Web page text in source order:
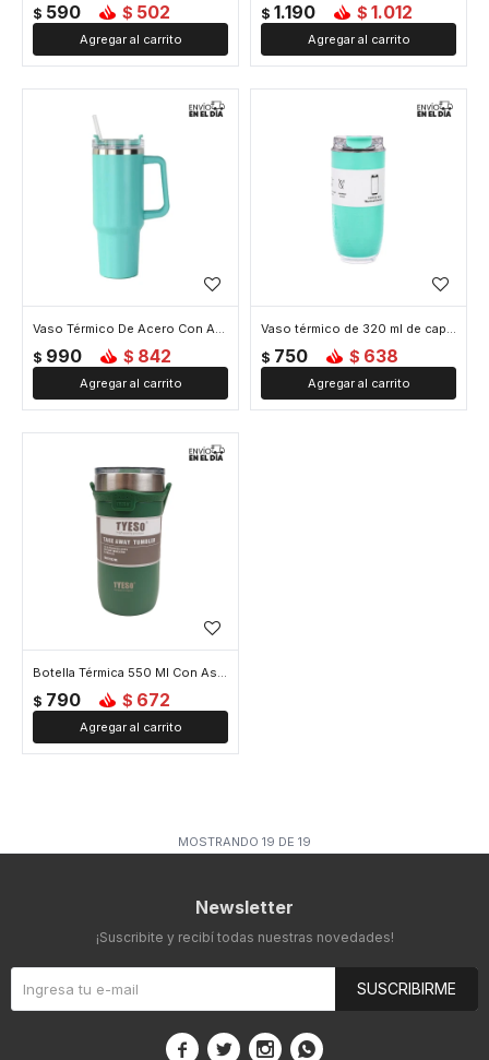
$ 590 $ 502 $ 1.190 $ 1.012
Vaso Térmico De Acero Con Asa 1200 ML - Verde
$ 990 $ 842
Vaso térmico de 320 ml de capacidad - Verde
$ 750 $ 638
Botella Térmica 550 Ml Con Asa De Silicona - Verde
$ 790 $ 672
MOSTRANDO 19 DE 19
Newsletter
¡Suscribite y recibí todas nuestras novedades!
SUSCRIBIRME
   